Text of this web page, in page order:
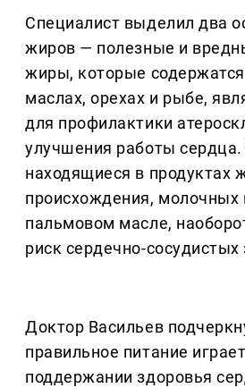
Специалист выделил два
жиров — полезные и
жиры, которые
маслах, орехах и рыбе,
для профилактики
улучшения работы
находящиеся в продуктах
происхождения, молочных
пальмовом масле,
риск сердечно-сосудистых
Доктор Васильев
правильное питание
поддержании здоровья